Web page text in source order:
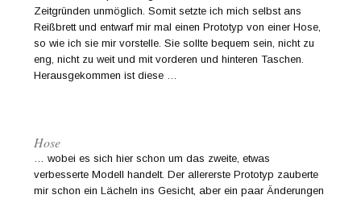
Zeitgründen unmöglich. Somit setzte ich mich selbst ans
Reißbrett und entwarf mir mal einen Prototyp von einer Hose,
so wie ich sie mir vorstelle. Sie sollte bequem sein, nicht zu
eng, nicht zu weit und mit vorderen und hinteren Taschen.
Herausgekommen ist diese …
Hose
… wobei es sich hier schon um das zweite, etwas
verbesserte Modell handelt. Der allererste Prototyp zauberte
mir schon ein Lächeln ins Gesicht, aber ein paar Änderungen